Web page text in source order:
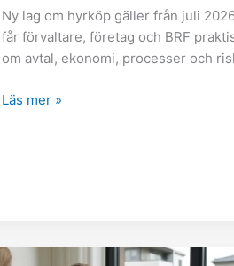
Ny lag om hyrköp gäller från juli
får förvaltare, företag och BRF
om avtal, ekonomi, processer och
Läs mer »